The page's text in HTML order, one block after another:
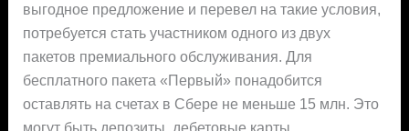
выгодное предложение и перевел на такие условия,
потребуется стать участником одного из двух
пакетов премиального обслуживания. Для
бесплатного пакета «Первый» понадобится
оставлять на счетах в Сбере не меньше 15 млн. Это
могут быть депозиты, дебетовые карты,